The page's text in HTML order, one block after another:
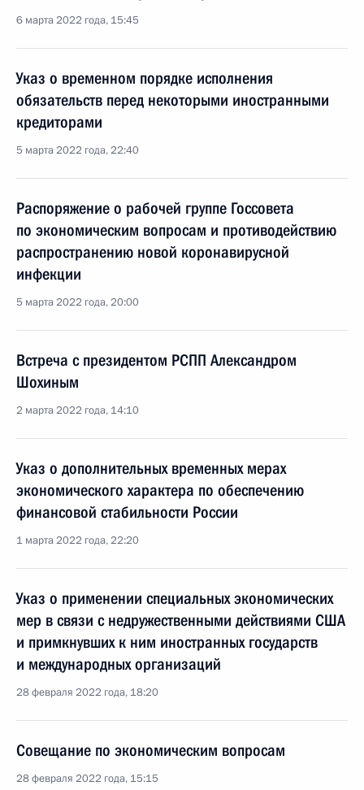
6 марта 2022 года, 15:45
Указ о временном порядке исполнения
обязательств перед некоторыми иностранными
кредиторами
5 марта 2022 года, 22:40
Распоряжение о рабочей группе Госсовета
по экономическим вопросам и противодействию
распространению новой коронавирусной
инфекции
5 марта 2022 года, 20:00
Встреча с президентом РСПП Александром
Шохиным
2 марта 2022 года, 14:10
Указ о дополнительных временных мерах
экономического характера по обеспечению
финансовой стабильности России
1 марта 2022 года, 22:20
Указ о применении специальных экономических
мер в связи с недружественными действиями США
и примкнувших к ним иностранных государств
и международных организаций
28 февраля 2022 года, 18:20
Совещание по экономическим вопросам
28 февраля 2022 года, 15:15